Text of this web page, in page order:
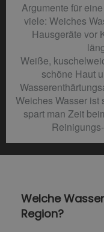
Argumente für
viele: Weiches
Hausgeräte vor
Weiße,
schöne Haut
Weiches Wasser ist
spart man Zeit
Welche
Region?